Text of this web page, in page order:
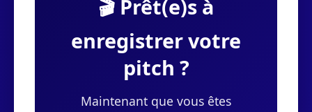
🎬 Prêt(e)s à
enregistrer votre
pitch ?
Maintenant que vous êtes